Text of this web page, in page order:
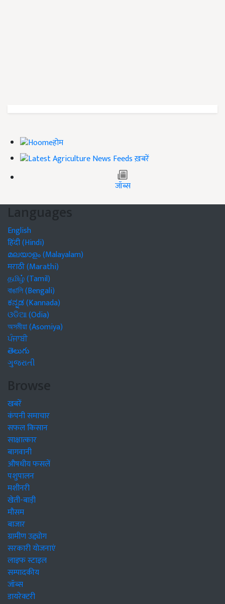
होम
ख़बरें
जॉब्स
Languages
English
हिंदी (Hindi)
മലയാളം (Malayalam)
मराठी (Marathi)
தமிழ் (Tamil)
বাঙালি (Bengali)
ಕನ್ನಡ (Kannada)
ଓଡିଆ (Odia)
অসমীয়া (Asomiya)
ਪੰਜਾਬੀ
తెలుగు
ગુજરાતી
Browse
खबरें
कंपनी समाचार
सफल किसान
साक्षात्कार
बागवानी
औषधीय फसलें
पशुपालन
मशीनरी
खेती-बाड़ी
मौसम
बाजार
ग्रामीण उद्द्योग
सरकारी योजनाएं
लाइफ स्टाइल
सम्पादकीय
जॉब्स
डायरेक्टरी